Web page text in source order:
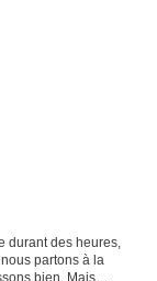
durant des heures,
partons à la
bien. Mais